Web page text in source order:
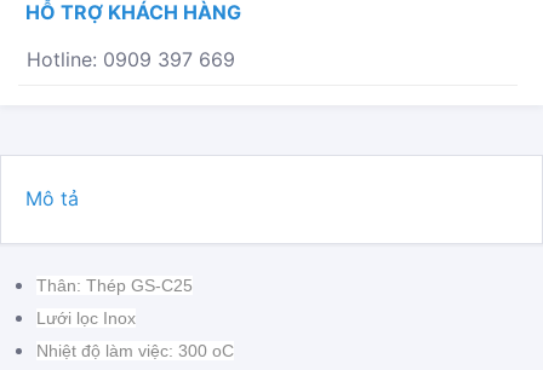
SỐ
HỖ TRỢ KHÁCH HÀNG
Hotline: 0909 397 669
Mô tả
Thân: Thép GS-C25
Lưới lọc Inox
Nhiệt độ làm việc: 300 oC